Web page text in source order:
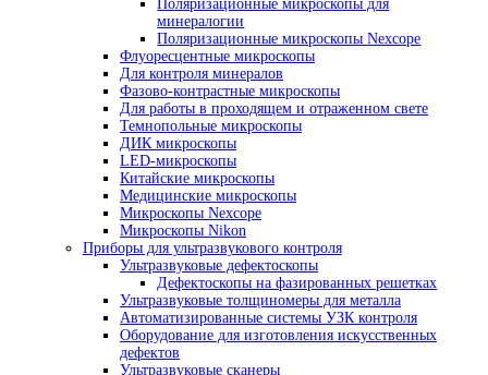
Прямые микроскопы Nikon
Лабораторные микроскопы
Стереомикроскопы
Лабораторные стереомикроскопы
Стереомикроскопы Nexcope
Стереомикроскопы Nikon
Сканирующие электронные микроскопы
Инвертированные микроскопы
Инвертированные микроскопы Nexcope
Инвертированные микроскопы Nikon
Инспекционные микроскопы
Промышленные микроскопы
Микроскопы для металлографии
Поляризационные микроскопы
Поляризационные микроскопы для
минералогии
Поляризационные микроскопы
Флуоресцентные микроскопы